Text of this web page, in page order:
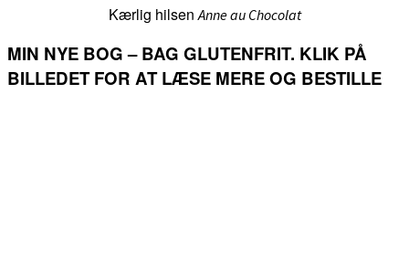
Kærlig hilsenAnne au Chocolat
MIN NYE BOG – BAG GLUTENFRIT. KLIK PÅ
BILLEDET FOR AT LÆSE MERE OG BESTILLE